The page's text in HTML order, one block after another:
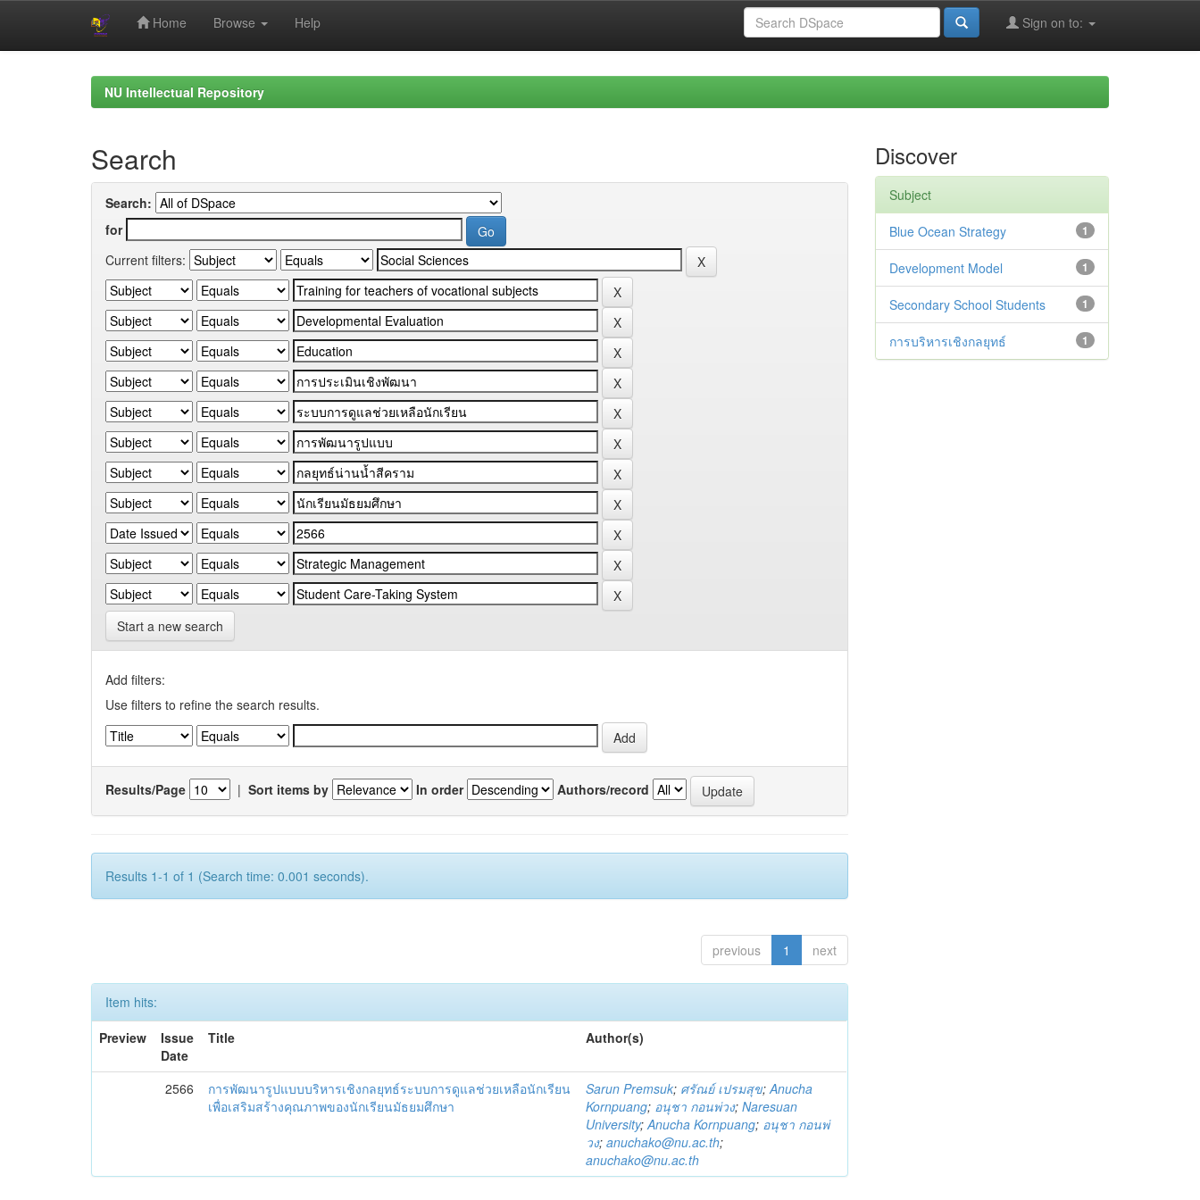
Home Browse Help Sign on to:
NU Intellectual Repository
Search
Search:
for
Current filters:
Start a new search
Add filters:
Use filters to refine the search results.
Results/Page | Sort items by In order Authors/record
Results 1-1 of 1 (Search time: 0.001 seconds).
previous 1 next
Item hits:
Preview
Issue
Date
Title Author(s)
2566
การพัฒนารูปแบบบริหารเชิงกลยุทธ์ระบบการดูแลช่วยเหลือนักเรียน
เพื่อเสริมสร้างคุณภาพของนักเรียนมัธยมศึกษา
Sarun Premsuk; ศรัณย์ เปรมสุข;Anucha
Kornpuang; อนุชา กอนพ่วง;Naresuan
University;Anucha Kornpuang; อนุชา กอนพ่
วง;anuchako@nu.ac.th;
anuchako@nu.ac.th
Discover
Subject
1
Blue Ocean Strategy
1
Development Model
1
Secondary School Students
1
การบริหารเชิงกลยุทธ์